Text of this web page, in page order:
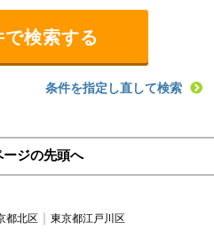
条件を指定し直して検索
ージの先頭へ
都北区 東京都江戸川区